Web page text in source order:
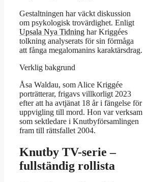
Gestaltningen har väckt diskussion
om psykologisk trovärdighet. Enligt
Upsala Nya Tidning har Kriggées
tolkning analyserats för sin förmåga
att fånga megalomanins karaktärsdrag.
Verklig bakgrund
Åsa Waldau, som Alice Kriggée
porträtterar, frigavs villkorligt 2023
efter att ha avtjänat 18 år i fängelse för
uppvigling till mord. Hon var verksam
som sektledare i Knutbyförsamlingen
fram till rättsfallet 2004.
Knutby TV-serie –
fullständig rollista